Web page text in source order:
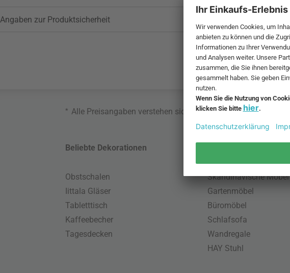
Angaben zur Produktsicherheit
* Alle Preisangaben verstehen sich inklusive MwSt. und zzgl.
Beliebte Dekorationen
Obstschalen
Iittala Gläser
Tabletttisch
Kaffeebecher
Tagesdecken
Skandinavische Möbel
Gartenmöbel
Büromöbel
Schlafsofa
Wandregale
HAY Stuhl